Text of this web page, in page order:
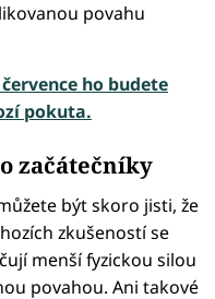
povahu
ho budete
pokuta.
začátečníky
být skoro jisti, že
zkušeností se
menší fyzickou silou
povahou. Ani takové